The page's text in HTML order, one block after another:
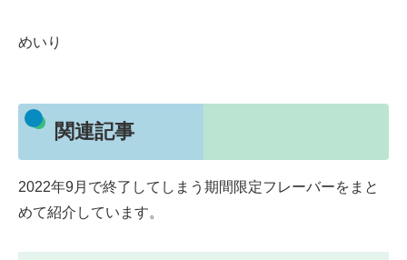
めいり
関連記事
2022年9月で終了してしまう期間限定フレーバーをまと
めて紹介しています。